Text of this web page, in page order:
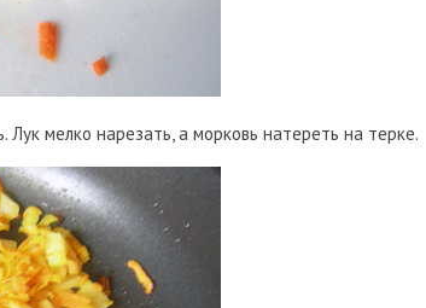
мелко нарезать, а морковь натереть на терке.